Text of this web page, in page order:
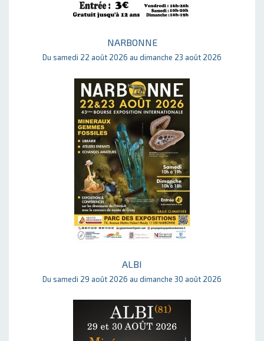
NARBONNE
Du samedi 22 août 2026 au dimanche 23 août 2026
ALBI
Du samedi 29 août 2026 au dimanche 30 août 2026